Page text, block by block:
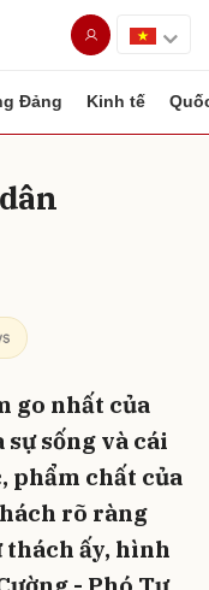
Đảng Kinh tế
go nhất của
sống và cái
phẩm chất của
rõ ràng
ấy, hình